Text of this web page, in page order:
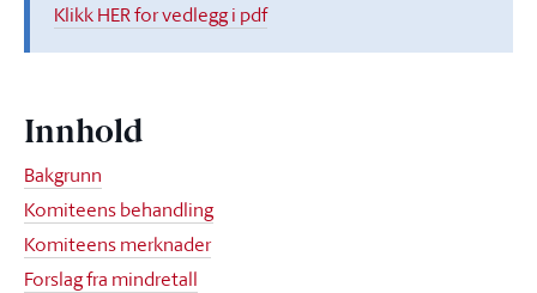
Klikk HER for vedlegg i pdf
Innhold
Bakgrunn
Komiteens behandling
Komiteens merknader
Forslag fra mindretall